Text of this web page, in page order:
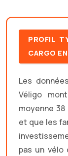
PROFIL
CARGO
Les
Véligo
moyenne
et que les
pas un vélo